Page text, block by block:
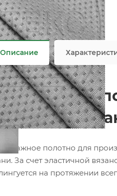
рулона— 220 см
характеристики
публичной офертой
Описание
полотно для
За счет эластичной
на протяжении